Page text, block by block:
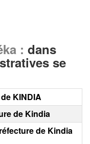
: dans
se
KINDIA
de Kindia
de Kindia